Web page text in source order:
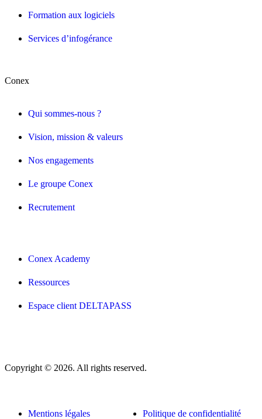
Formation aux logiciels
Services d’infogérance
Conex
Qui sommes-nous ?
Vision, mission & valeurs
Nos engagements
Le groupe Conex
Recrutement
Conex Academy
Ressources
Espace client DELTAPASS
Copyright © 2026. All rights reserved.
Mentions légales Politique de confidentialité